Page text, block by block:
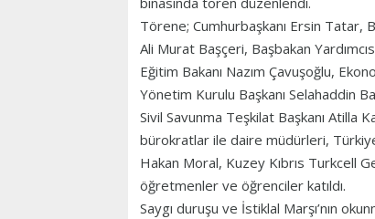
Törene; Cumhurbaşkanı Ersin Tatar,
Ali Murat Başçeri, Başbakan
Eğitim Bakanı Nazım Çavuşoğlu,
Yönetim Kurulu Başkanı Selahaddin
Sivil Savunma Teşkilat Başkanı Atilla
bürokratlar ile daire müdürleri,
Hakan Moral, Kuzey Kıbrıs Turkcell
öğretmenler ve öğrenciler katıldı.
Saygı duruşu ve İstiklal Marşı’nın